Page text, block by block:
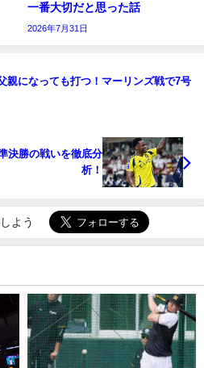
一番大切だと思った話
2026年7月31日
親になっても打つ！マーリンズ戦で7号
決勝の戦いを徹底分
析！
よう